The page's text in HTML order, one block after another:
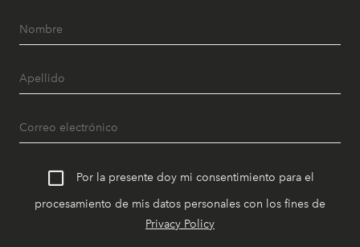
Por la presente doy mi consentimiento para el
procesamiento de mis datos personales con los fines de
Privacy Policy